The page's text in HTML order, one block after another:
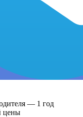
— 1 год
цены